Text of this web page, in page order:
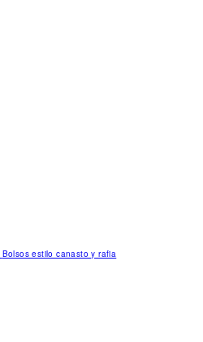
Bolsos estilo canasto y rafia